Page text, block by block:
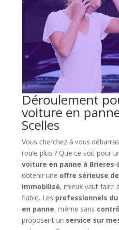
Déroulement
voiture en
Scelles
Vous cherchez à vous
roule plus ? Que ce soit pour
voiture en panne à Brieres-
obtenir une offre sérieuse
immobilisé, mieux vaut faire
fiable. Les professionnels
en panne, même sans
proposent un service sur